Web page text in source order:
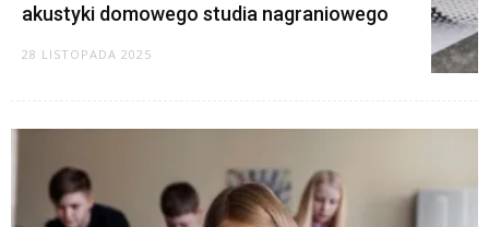
akustyki domowego studia nagraniowego
28 LISTOPADA 2025